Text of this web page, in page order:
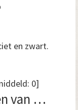
en zwart.
0]
van …